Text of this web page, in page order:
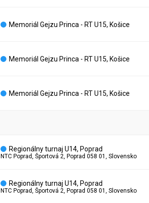
Memoriál Gejzu Princa - RT U15, Košice
Memoriál Gejzu Princa - RT U15, Košice
Memoriál Gejzu Princa - RT U15, Košice
Regionálny turnaj U14, Poprad
NTC Poprad, Športová 2, Poprad 058 01, Slovensko
Regionálny turnaj U14, Poprad
NTC Poprad, Športová 2, Poprad 058 01, Slovensko